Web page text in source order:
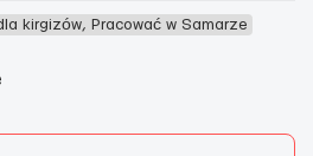
kirgizów, Pracować w Samarze